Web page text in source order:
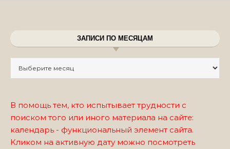
ЗАПИСИ ПО МЕСЯЦАМ
В помощь тем, кто испытывает трудности с
поиском того или иного материала на сайте:
календарь - функциональный элемент сайта.
Кликом на активную дату можно посмотреть